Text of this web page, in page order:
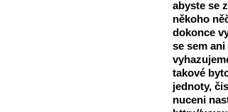
abyste se
někoho
dokonce
se sem
takové
jednoty,
nuceni